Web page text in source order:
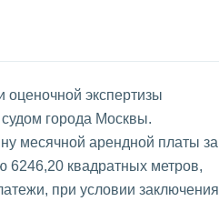
оценочной экспертизы
города Москвы.
месячной арендной платы за
квадратных метров,
при условии заключения